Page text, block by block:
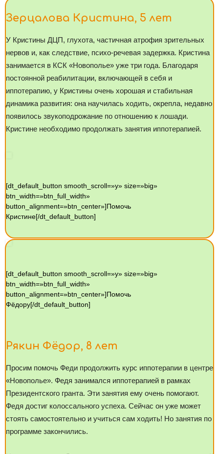
Зерцалова Кристина, 5 лет
У Кристины ДЦП, глухота, частичная атрофия зрительных
нервов и, как следствие, психо-речевая задержка. Кристина
занимается в КСК «Новополье» уже три года. Благодаря
постоянной реабилитации, включающей в себя и
иппотерапию, у Кристины очень хорошая и стабильная
динамика развития: она научилась ходить, окрепла, недавно
появилось звукоподрожание по отношению к лошади.
Кристине необходимо продолжать занятия иппотерапией.
[dt_default_button smooth_scroll=»y» size=»big»
btn_width=»btn_full_width»
button_alignment=»btn_center»]Помочь
Кристине[/dt_default_button]
[dt_default_button smooth_scroll=»y» size=»big»
btn_width=»btn_full_width»
button_alignment=»btn_center»]Помочь
Фёдору[/dt_default_button]
Рякин Фёдор, 8 лет
Просим помочь Феди продолжить курс иппотерапии в центре
«Новополье». Федя занимался иппотерапией в рамках
Президентского гранта. Эти занятия ему очень помогают.
Федя достиг колоссального успеха. Сейчас он уже может
стоять самостоятельно и учиться сам ходить! Но занятия по
программе закончились.